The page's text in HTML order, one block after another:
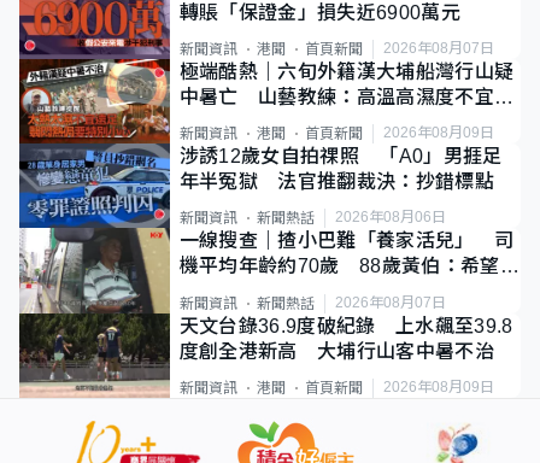
轉賬「保證金」損失近6900萬元
新聞資訊 港聞 首頁新聞 2026年08月07日
極端酷熱｜六旬外籍漢大埔船灣行山疑
中暑亡 山藝教練：高溫高濕度不宜遠
足
新聞資訊 港聞 首頁新聞 2026年08月09日
涉誘12歲女自拍祼照 「A0」男捱足
年半冤獄 法官推翻裁決：抄錯標點
新聞資訊 新聞熱話 2026年08月06日
一線搜查｜揸小巴難「養家活兒」 司
機平均年齡約70歲 88歲黃伯：希望一
直揸落去
新聞資訊 新聞熱話 2026年08月07日
天文台錄36.9度破紀錄 上水飆至39.8
度創全港新高 大埔行山客中暑不治
新聞資訊 港聞 首頁新聞 2026年08月09日